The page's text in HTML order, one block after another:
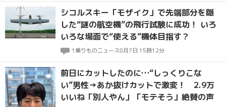
シコルスキー「モザイク」で先端部分を隠
した“謎の航空機”の飛行試験に成功！ いろ
いろな場面で“使える”機体目指す？
1 乗りものニュース8月7日 15時12分
前日にカットしたのに…“しっくりこな
い”男性→あか抜けカットで激変！ 2.9万
いいね「別人やん」「モテそう」絶賛の声